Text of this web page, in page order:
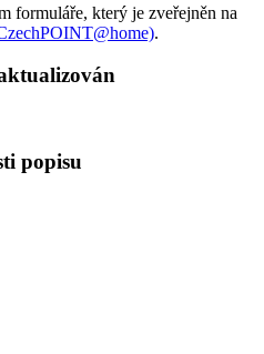
formuláře, který je zveřejněn na
.
popisu